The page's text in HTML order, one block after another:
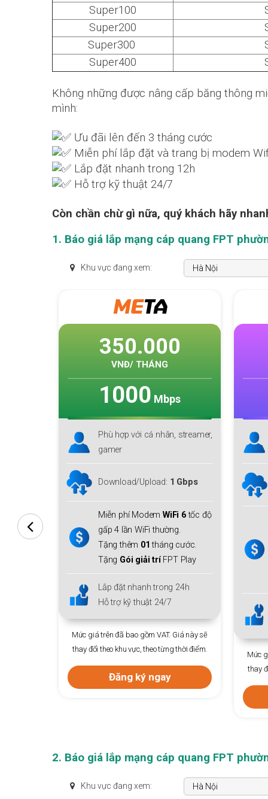
Super100
Super200
Super300
Super400
Không những được nâng cấp băng thông
mình:
Ưu đãi lên đến 3 tháng cước
Miễn phí lắp đặt và trang bị modem
Lắp đặt nhanh trong 12h
Hỗ trợ kỹ thuật 24/7
Còn chần chừ gì nữa, quý khách hãy
1. Báo giá lắp mạng cáp quang FPT
Khu vực đang xem:
tốc độ
SKYF1
235.000
VNĐ/ THÁNG
1000 Mbps
Phù hợp với cá nhân, hộ gia
đình lớn
Download lên tới
1 Gbps
Miễn phí Modem WiFi 6+ 01
thiết bị mở rộng sóngMesh
WiFi 6 cho cả gia đình.
Tặng thêm01 tháng cước.
Lắp đặt nhanh trong 24h
Hỗ trợ kỹ thuật 24/7
Mức giá trên đã bao gồm VAT. Giá này sẽ
thay đổi theo khu vực, theo từng thời điểm.
Mức
thay
2. Báo giá lắp mạng cáp quang FPT
Khu vực đang xem: